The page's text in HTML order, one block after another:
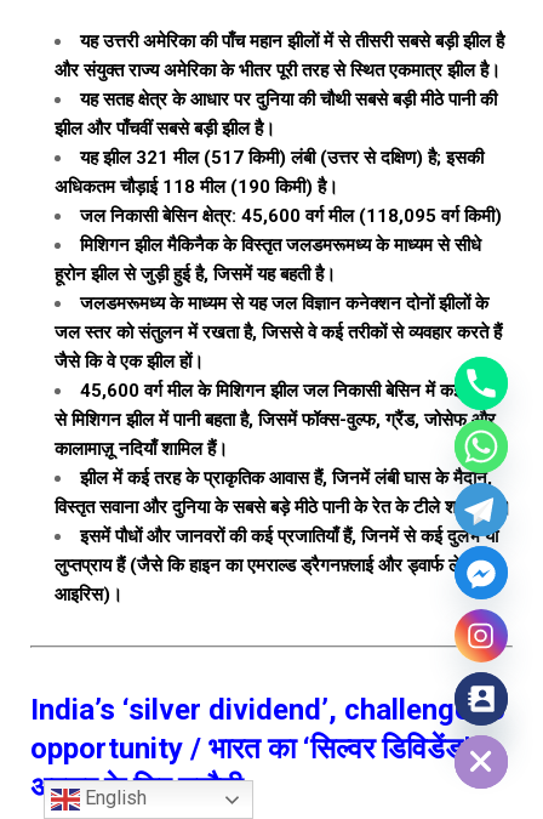
यह उत्तरी अमेरिका की पाँच महान झीलों में से तीसरी सबसे बड़ी झील है
और संयुक्त राज्य अमेरिका के भीतर पूरी तरह से स्थित एकमात्र झील है।
यह सतह क्षेत्र के आधार पर दुनिया की चौथी सबसे बड़ी मीठे पानी की
झील और पाँचवीं सबसे बड़ी झील है।
यह झील 321 मील (517 किमी) लंबी (उत्तर से दक्षिण) है; इसकी
अधिकतम चौड़ाई 118 मील (190 किमी) है।
जल निकासी बेसिन क्षेत्र: 45,600 वर्ग मील (118,095 वर्ग किमी)
मिशिगन झील मैकिनैक के विस्तृत जलडमरूमध्य के माध्यम से सीधे
हूरोन झील से जुड़ी हुई है, जिसमें यह बहती है।
जलडमरूमध्य के माध्यम से यह जल विज्ञान कनेक्शन दोनों झीलों के
जल स्तर को संतुलन में रखता है, जिससे वे कई तरीकों से व्यवहार करते हैं
जैसे कि वे एक झील हों।
45,600 वर्ग मील के मिशिगन झील जल निकासी बेसिन में कई नदियों
से मिशिगन झील में पानी बहता है, जिसमें फॉक्स-वुल्फ, ग्रैंड, जोसेफ और
कालामाज़ू नदियाँ शामिल हैं।
झील में कई तरह के प्राकृतिक आवास हैं, जिनमें लंबी घास के मैदान,
विस्तृत सवाना और दुनिया के सबसे बड़े मीठे पानी के रेत के टीले शामिल हैं।
इसमें पौधों और जानवरों की कई प्रजातियाँ हैं, जिनमें से कई दुर्लभ या
लुप्तप्राय हैं (जैसे कि हाइन का एमराल्ड ड्रैगनफ़्लाई और ड्वार्फ लेक
आइरिस)।
India’s ‘silver dividend’, challenge to
opportunity / भारत का ‘सिल्वर डिविडेंड’,
अवसर के लिए चुनौती
English
Hide chaty